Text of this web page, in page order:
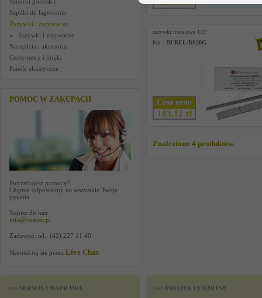
Szpilki do lagowania
Zszywki i zszywacze
Zszywki i zszywacze
Narzędzia i akcesoria
Centymetry i linijki
Panele akustyczne
POMOC W ZAKUPACH
Potrzebujesz pomocy?
Chętnie odpowiemy na wszystkie Twoje
pytania.
Napisz do nas:
info@contec.pl
Zadzwoń: tel.: (42) 227 11 40
Skontaktuj się przez Live Chat
509,10 zł
zszywki metalowe 1/2"
Kat.: DI-REL/BS20G
Cena netto
103,12 zł
Znaleziono 4 produktów.
>>> SERWIS I NAPRAWA
>>> PROJEKTY UNIJNE